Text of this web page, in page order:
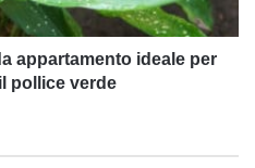
appartamento ideale per
pollice verde